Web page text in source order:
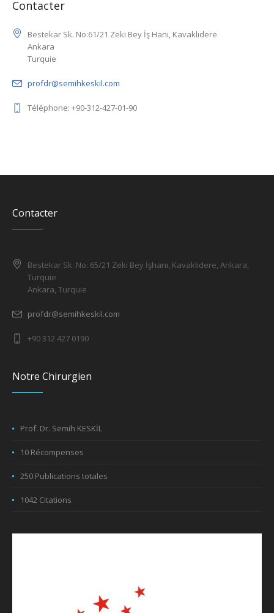
Contacter
Bestekar Sk. No:61/21 Zeki Bey İş Hanı, Kavaklıdere
Ankara
Turquie
profdr@semihkeskil.com
Téléphone: +90-312-427-01-90
Contacter
Bestekar Sk. No: 65/21 Zeki Bey İşhanı, Kavaklıdere, Ankara,
Turquie
Ankara, Turquie
profdr@semihkeskil.com
+90 312 427 0190
Notre Chirurgien
Prof. Dr. Semih KESKİL
10 Récompenses
250 Publications totales
1042 Citations